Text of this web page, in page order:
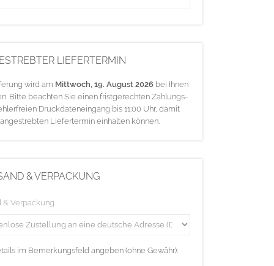
LIEFERTERMIN
wird am Mittwoch, 19. August 2026bei Ihnen
Bitte beachten Sie einen fristgerechten Zahlungs-
Druckdateneingang bis 11:00 Uhr, damit
Liefertermin einhalten können.
& VERPACKUNG
& Verpackung
im Bemerkungsfeld angeben (ohne Gewähr):